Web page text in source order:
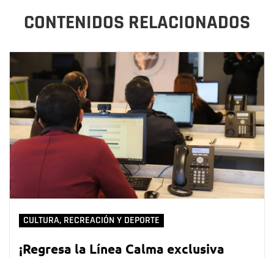
CONTENIDOS RELACIONADOS
CULTURA, RECREACIÓN Y DEPORTE
¡Regresa la Línea Calma exclusiva